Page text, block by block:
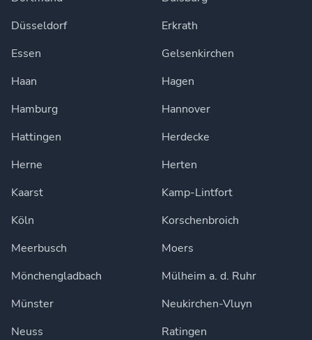
Düsseldorf
Erkrath
Essen
Gelsenkirchen
Haan
Hagen
Hamburg
Hannover
Hattingen
Herdecke
Herne
Herten
Kaarst
Kamp-Lintfort
Köln
Korschenbroich
Meerbusch
Moers
Mönchengladbach
Mülheim a. d. Ruhr
Münster
Neukirchen-Vluyn
Neuss
Ratingen